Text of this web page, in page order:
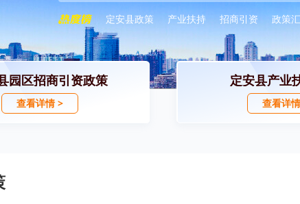
定安县政策 产业扶持 招商引资 政策
园区招商引资政策
查看详情 >
定安县产业
查看详